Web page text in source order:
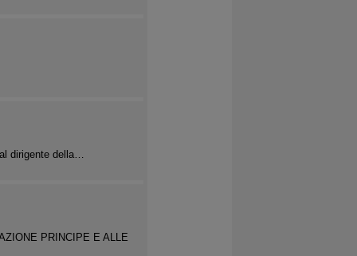
dirigente della…
PRINCIPE E ALLE